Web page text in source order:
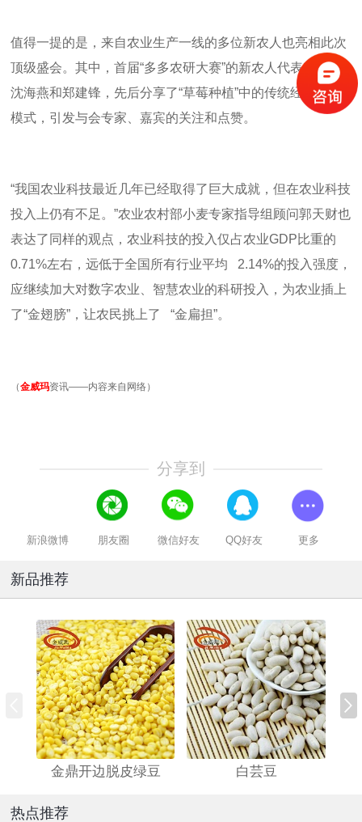
值得一提的是，来自农业生产一线的多位新农人也亮相此次
顶级盛会。其中，首届“多多农研大赛”的新农人代表程飚、
沈海燕和郑建锋，先后分享了“草莓种植”中的传统经验与AI
模式，引发与会专家、嘉宾的关注和点赞。
“我国农业科技最近几年已经取得了巨大成就，但在农业科技
投入上仍有不足。”农业农村部小麦专家指导组顾问郭天财也
表达了同样的观点，农业科技的投入仅占农业GDP比重的
0.71%左右，远低于全国所有行业平均 2.14%的投入强度，
应继续加大对数字农业、智慧农业的科研投入，为农业插上
了“金翅膀” ，让农民挑上了 “金扁担”。
（金威玛资讯——内容来自网络）
分享到
新浪微博 朋友圈 微信好友 QQ好友 更多
新品推荐
金鼎开边脱皮绿豆 白芸豆
热点推荐